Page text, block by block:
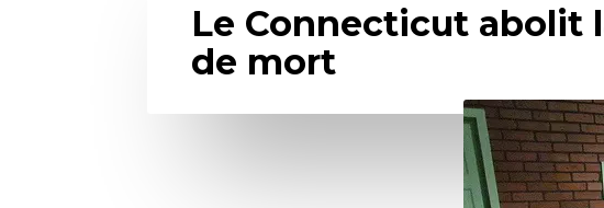
Le Connecticut abolit
de mort